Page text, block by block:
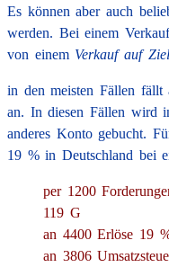
Es können aber auch
werden. Bei einem
von einem Verkauf auf Ziel
in den meisten Fällen fällt
an. In diesen Fällen wird
anderes Konto gebucht.
19 % in Deutschland bei
per 1200
119 G
an 4400 Erlöse 19
an 3806